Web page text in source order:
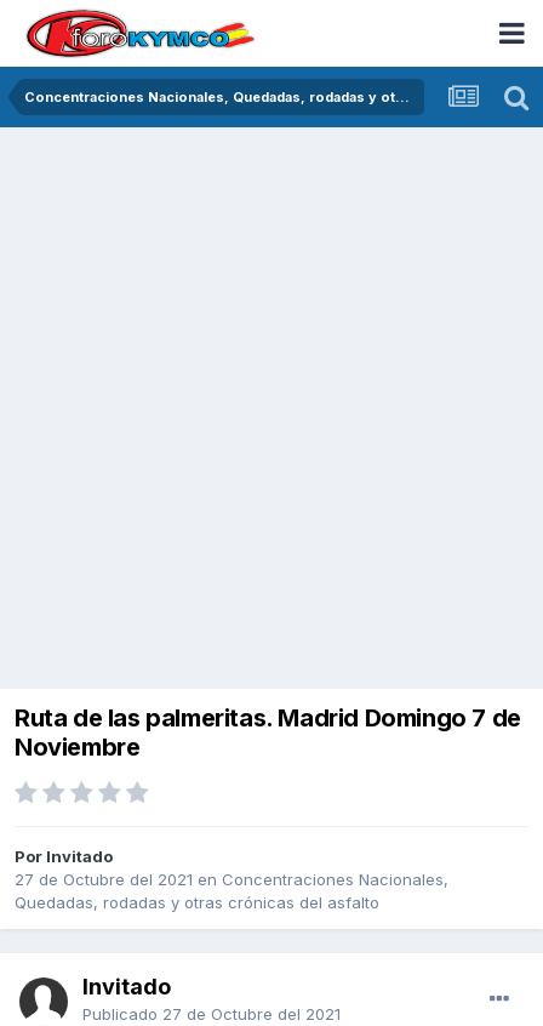
Concentraciones Nacionales, Quedadas, rodadas y otras crónicas del asfalto
Ruta de las palmeritas. Madrid Domingo 7 de
Noviembre
Por Invitado
27 de Octubre del 2021 en Concentraciones Nacionales,
Quedadas, rodadas y otras crónicas del asfalto
Invitado
Publicado 27 de Octubre del 2021